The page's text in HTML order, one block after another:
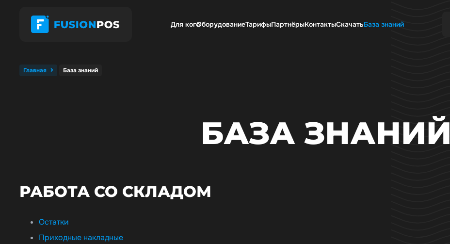
Для когоОборудованиеТарифыПартнёрыКонтактыСкачатьБаза знаний
Главная База знаний
БАЗА ЗНАНИЙ
РАБОТА СО СКЛАДОМ
Остатки
Приходные накладные